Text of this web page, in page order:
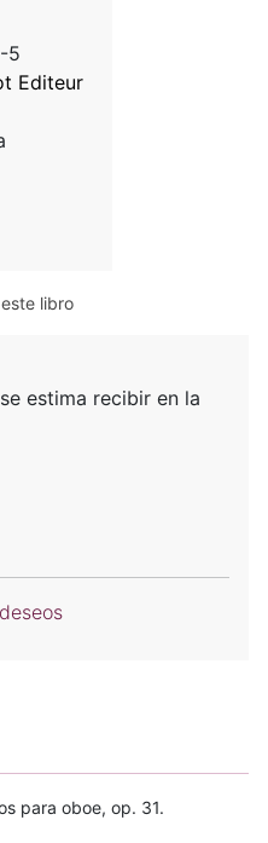
5
Editeur
libro
estima recibir en la
para oboe, op. 31.